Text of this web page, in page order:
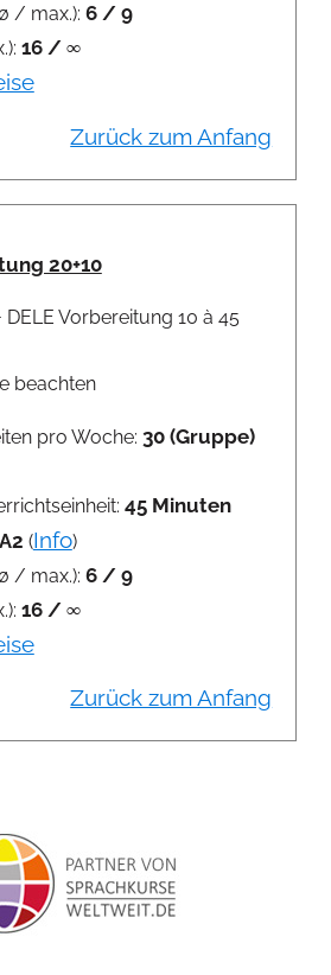
/ max.): 6 / 9
16 / ∞
Zurück zum Anfang
20+10
DELE Vorbereitung 10 à 45
beachten
pro Woche: 30 (Gruppe)
45 Minuten
A2 (Info)
/ max.): 6 / 9
16 / ∞
Zurück zum Anfang